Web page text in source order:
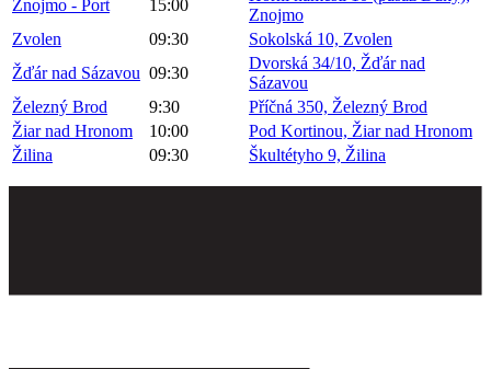
Znojmo - Port 15:00
Znojmo
Zvolen
09:30
Sokolská 10, Zvolen
Žďár nad Sázavou 09:30
Dvorská 34/10, Žďár nad
Sázavou
Železný Brod
9:30
Příčná 350, Železný Brod
Žiar nad Hronom
10:00
Pod Kortinou, Žiar nad Hronom
Žilina
09:30 Škultétyho 9, Žilina